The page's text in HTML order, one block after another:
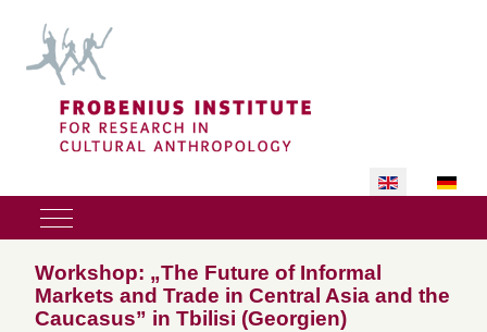
Select your
Mobile Menu Toggle
Workshop: „The Future of Informal
Markets and Trade in Central Asia and the
Caucasus” in Tbilisi (Georgien)